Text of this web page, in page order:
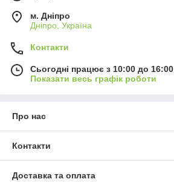
м. Дніпро
Дніпро, Україна
Контакти
Сьогодні працює з 10:00 до 16:00
Показати весь графік роботи
Про нас
Контакти
Доставка та оплата